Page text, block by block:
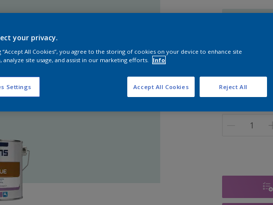
1L
your privacy.
“Accept All Cookies”, you agree to the storing of cookies on your device to enhance site
analyze site usage, and assist in our marketing efforts.
Info
Settings Reject All
Accept All Cookies